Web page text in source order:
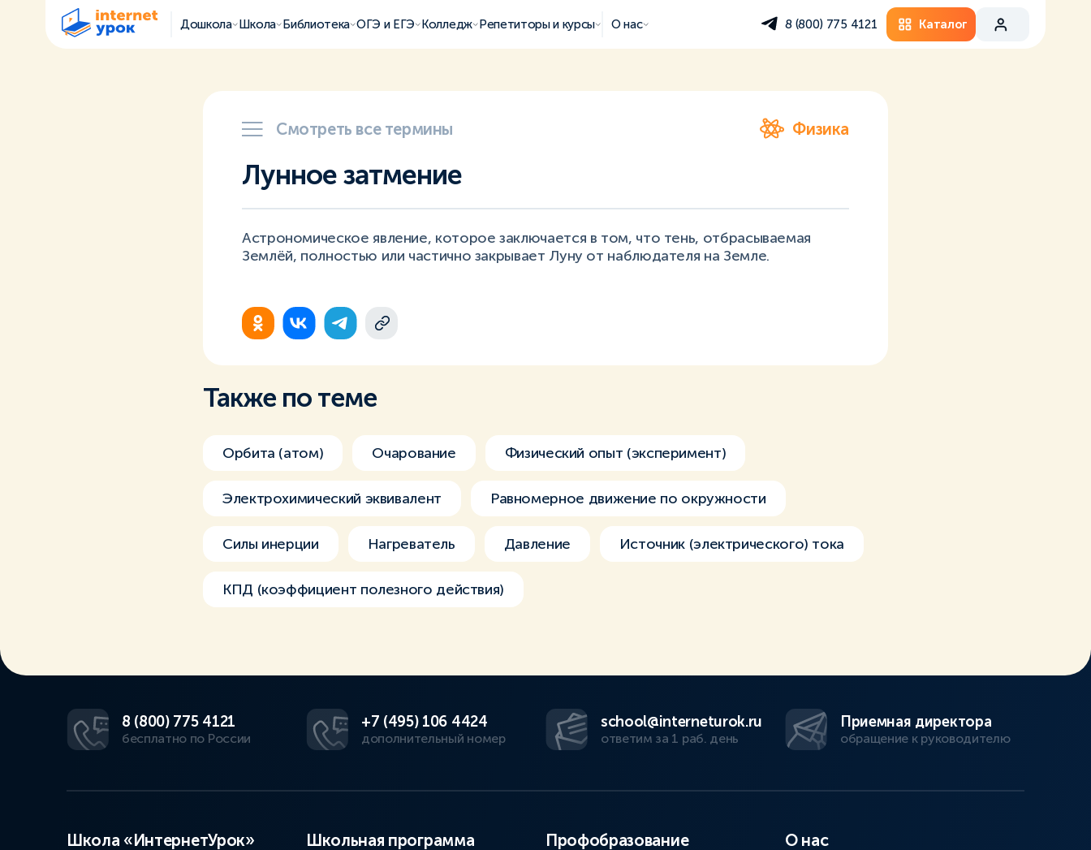
Дошкола Школа Библиотека ОГЭ и ЕГЭ Колледж Репетиторы и курсы О нас 8 (800) 775 4121 Каталог
Смотреть все термины Физика
Лунное затмение
Астрономическое явление, которое заключается в том, что тень, отбрасываемая
Землёй, полностью или частично закрывает Луну от наблюдателя на Земле.
Также по теме
Орбита (атом) Очарование Физический опыт (эксперимент)
Электрохимический эквивалент Равномерное движение по окружности
Силы инерции Нагреватель Давление Источник (электрического) тока
КПД (коэффициент полезного действия)
8 (800) 775 4121
бесплатно по России
+7 (495) 106 4424
дополнительный номер
school@interneturok.ru
ответим за 1 раб. день
Приемная директора
обращение к руководителю
Школа «ИнтернетУрок» Школьная программа Профобразование О нас